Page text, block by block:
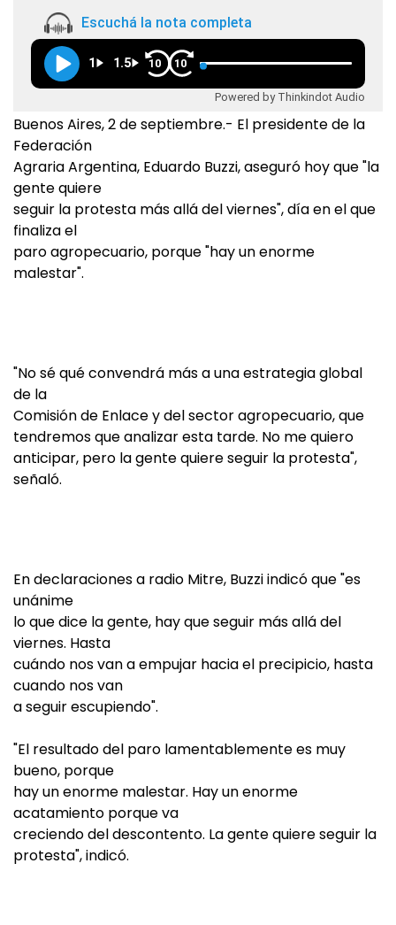
Escuchá la nota completa
1 1.5 10 10
Powered by Thinkindot Audio
Buenos Aires, 2 de septiembre.- El presidente de la
Federación
Agraria Argentina, Eduardo Buzzi, aseguró hoy que "la
gente quiere
seguir la protesta más allá del viernes", día en el que
finaliza el
paro agropecuario, porque "hay un enorme
malestar".
"No sé qué convendrá más a una estrategia global
de la
Comisión de Enlace y del sector agropecuario, que
tendremos que analizar esta tarde. No me quiero
anticipar, pero la gente quiere seguir la protesta",
señaló.
En declaraciones a radio Mitre, Buzzi indicó que "es
unánime
lo que dice la gente, hay que seguir más allá del
viernes. Hasta
cuándo nos van a empujar hacia el precipicio, hasta
cuando nos van
a seguir escupiendo".
"El resultado del paro lamentablemente es muy
bueno, porque
hay un enorme malestar. Hay un enorme
acatamiento porque va
creciendo del descontento. La gente quiere seguir la
protesta", indicó.